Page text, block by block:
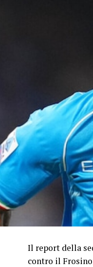
Il report della
contro il